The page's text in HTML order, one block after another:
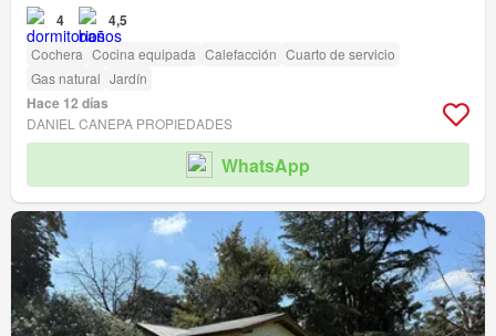
4 4,5
Cochera Cocina equipada Calefacción Cuarto de servicio
Gas natural Jardín
Hace 12 días
DANIEL CANEPA PROPIEDADES
WhatsApp